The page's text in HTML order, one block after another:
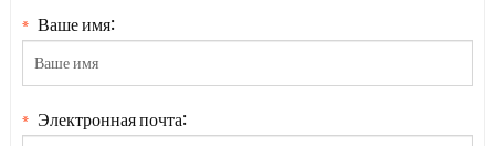
* Ваше имя:
* Электронная почта: